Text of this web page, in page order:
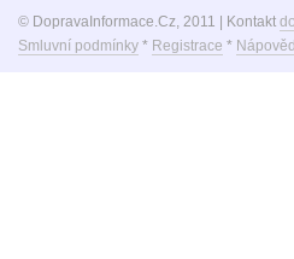
© DopravaInformace.Cz, 2011 | Kontakt
Smluvní podmínky* Registrace *